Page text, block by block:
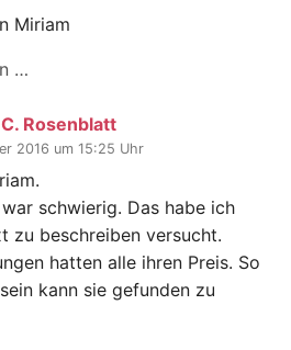
Miriam
…
Rosenblatt
2016 um 15:25 Uhr
schwierig. Das habe ich
zu beschreiben versucht.
hatten alle ihren Preis. So
kann sie gefunden zu